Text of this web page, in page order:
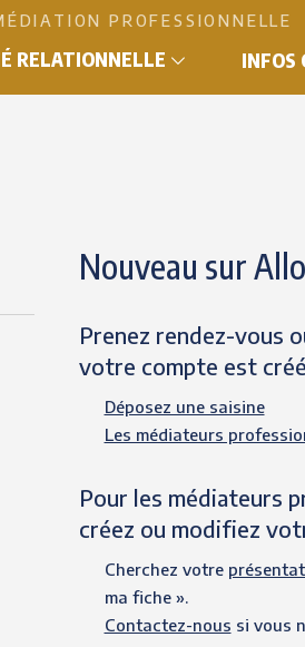
PROFESSIONNELLE
RELATIONNELLE INFOS
Nouveau sur
Prenez rendez-vous
votre compte est
Déposez une saisine
Les médiateurs
Pour les médiateurs
créez ou modifiez
Cherchez votre
ma fiche ».
Contactez-nous si vous